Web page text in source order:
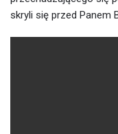
skryli się przed Panem